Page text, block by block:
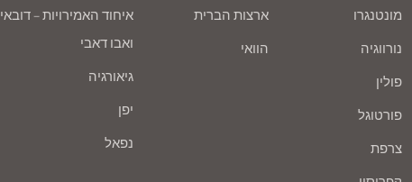
מונטנגרו
נורווגיה
פולין
פורטוגל
צרפת
ארצות הברית
הוואי
איחוד האמירויות – דובאי
ואבו דאבי
גיאורגיה
יפן
נפאל